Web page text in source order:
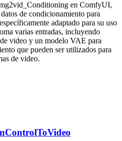
en ComfyUI,
de condicionamiento para
adaptado para su uso
varias entradas, incluyendo
video y un modelo VAE para
que pueden ser utilizados para
de video.